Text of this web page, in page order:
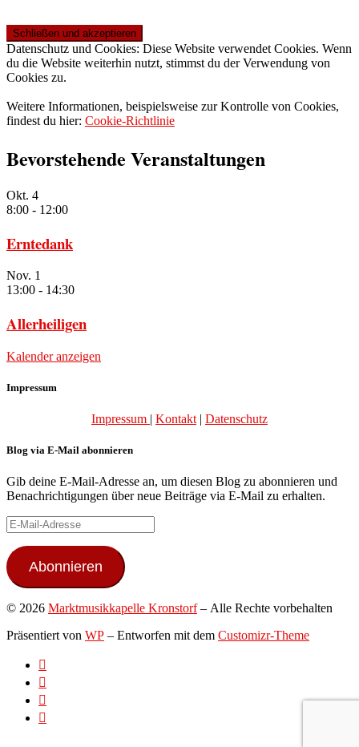
Datenschutz und Cookies: Diese Website verwendet Cookies. Wenn
du die Website weiterhin nutzt, stimmst du der Verwendung von
Cookies zu.
Weitere Informationen, beispielsweise zur Kontrolle von Cookies,
findest du hier: Cookie-Richtlinie
Bevorstehende Veranstaltungen
Okt. 4
8:00 - 12:00
Erntedank
Nov. 1
13:00 - 14:30
Allerheiligen
Kalender anzeigen
Impressum
Impressum | Kontakt | Datenschutz
Blog via E-Mail abonnieren
Gib deine E-Mail-Adresse an, um diesen Blog zu abonnieren und
Benachrichtigungen über neue Beiträge via E-Mail zu erhalten.
E-
Mail-
Adresse
Abonnieren
© 2026 Marktmusikkapelle Kronstorf– Alle Rechte vorbehalten
Präsentiert von WP – Entworfen mit dem Customizr-Theme